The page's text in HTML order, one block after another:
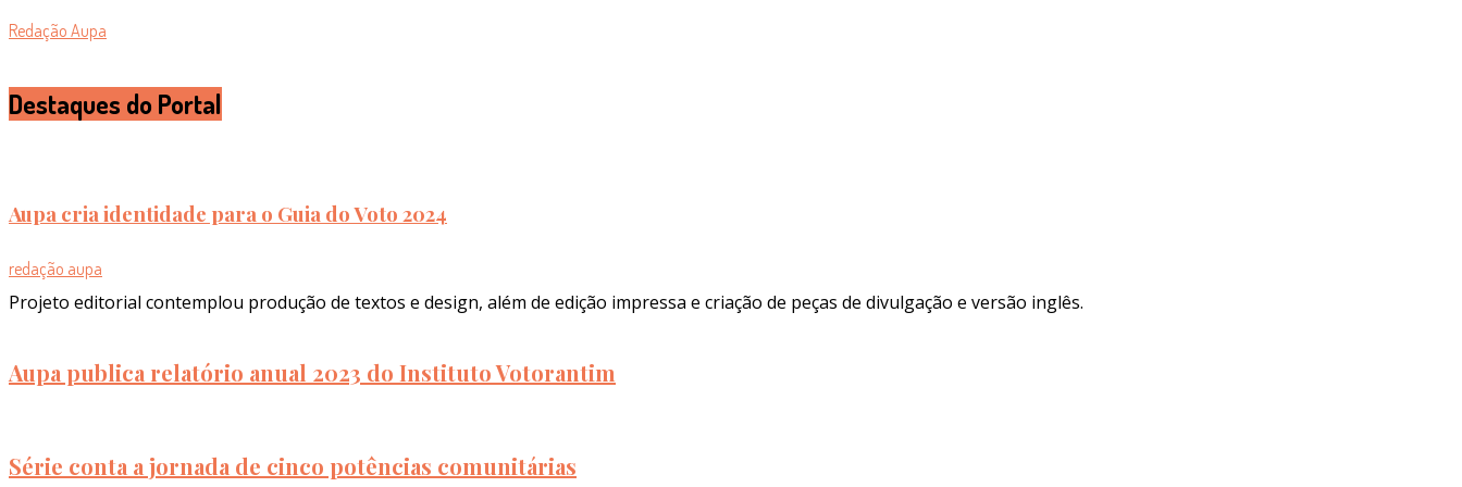
Redação Aupa
Destaques do Portal
Aupa cria identidade para o Guia do Voto 2024
redação aupa
Projeto editorial contemplou produção de textos e design, além de edição impressa e criação de peças de divulgação e versão inglês.
Aupa publica relatório anual 2023 do Instituto Votorantim
Série conta a jornada de cinco potências comunitárias